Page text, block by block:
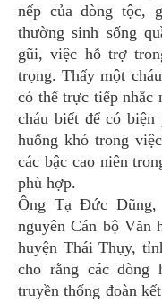
nếp của dòng tộc,
thường sinh sống
gũi, việc hỗ trợ
trọng. Thấy một
có thể trực tiếp nhắc
cháu biết để có
huống khó trong
các bậc cao niên
phù hợp.
Ông Tạ Đức Dũng,
nguyên Cán bộ
huyện Thái Thụy,
cho rằng các dòng
truyền thống đoàn